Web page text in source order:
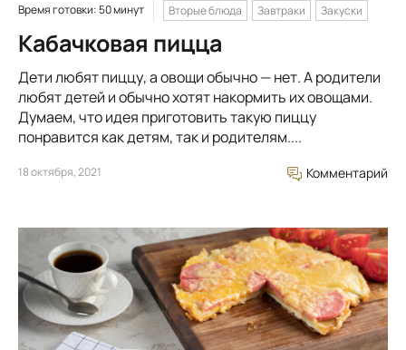
Время готовки: 50 минут Вторые блюда Завтраки Закуски
Кабачковая пицца
Дети любят пиццу, а овощи обычно — нет. А родители
любят детей и обычно хотят накормить их овощами.
Думаем, что идея приготовить такую пиццу
понравится как детям, так и родителям....
18 октября, 2021 Комментарий